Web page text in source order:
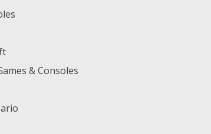
& Consoles